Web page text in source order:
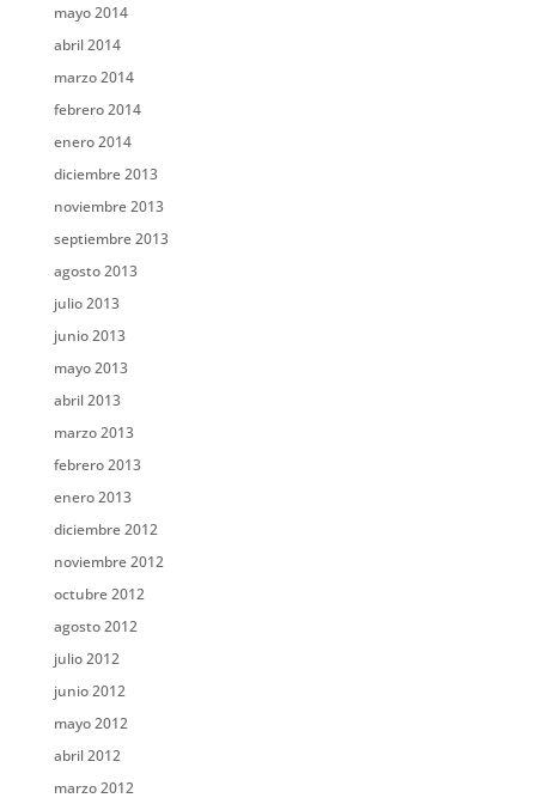
mayo 2014
abril 2014
marzo 2014
febrero 2014
enero 2014
diciembre 2013
noviembre 2013
septiembre 2013
agosto 2013
julio 2013
junio 2013
mayo 2013
abril 2013
marzo 2013
febrero 2013
enero 2013
diciembre 2012
noviembre 2012
octubre 2012
agosto 2012
julio 2012
junio 2012
mayo 2012
abril 2012
marzo 2012